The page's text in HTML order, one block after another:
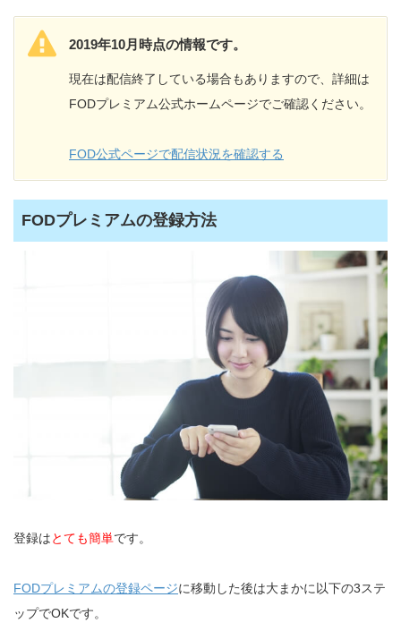
2019年10月時点の情報です。
現在は配信終了している場合もありますので、詳細は
FODプレミアム公式ホームページでご確認ください。
FOD公式ページで配信状況を確認する
FODプレミアムの登録方法
登録はとても簡単です。
FODプレミアムの登録ページに移動した後は大まかに以下の3ステ
ップでOKです。